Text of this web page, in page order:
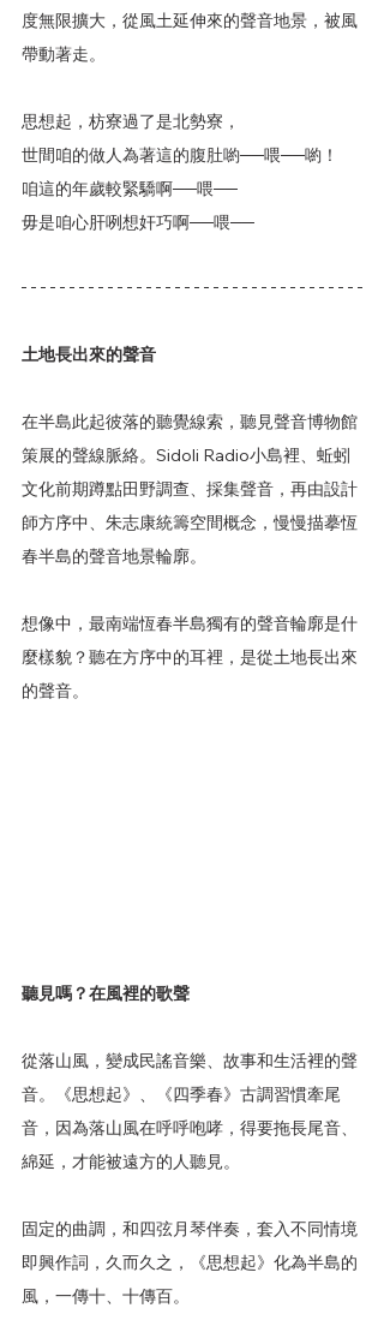
度無限擴大，從風土延伸來的聲音地景，被風
帶動著走。
思想起，枋寮過了是北勢寮，
世間咱的做人為著這的腹肚喲──喂──喲！
咱這的年歲較緊驕啊──喂──
毋是咱心肝咧想奸巧啊──喂──
土地長出來的聲音
在半島此起彼落的聽覺線索，聽見聲音博物館
策展的聲線脈絡。Sidoli Radio小島裡、蚯蚓
文化前期蹲點田野調查、採集聲音，再由設計
師方序中、朱志康統籌空間概念，慢慢描摹恆
春半島的聲音地景輪廓。
想像中，最南端恆春半島獨有的聲音輪廓是什
麼樣貌？聽在方序中的耳裡，是從土地長出來
的聲音。
聽見嗎？在風裡的歌聲
從落山風，變成民謠音樂、故事和生活裡的聲
音。《思想起》、《四季春》古調習慣牽尾
音，因為落山風在呼呼咆哮，得要拖長尾音、
綿延，才能被遠方的人聽見。
固定的曲調，和四弦月琴伴奏，套入不同情境
即興作詞，久而久之，《思想起》化為半島的
風，一傳十、十傳百。